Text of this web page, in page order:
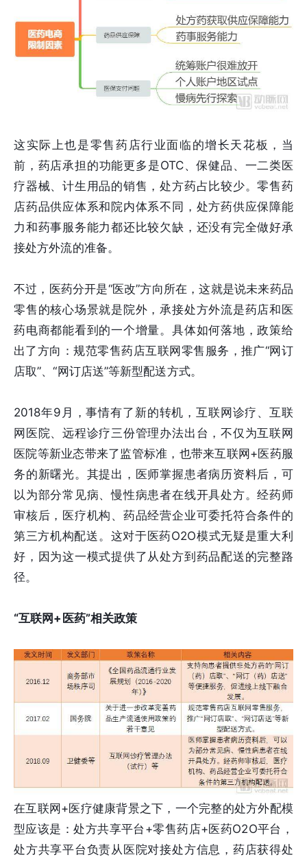
这实际上也是零售药店行业面临的增长天花板，当
前，药店承担的功能更多是OTC、保健品、一二类医
疗器械、计生用品的销售，处方药占比较少。零售药
店药品供应体系和院内体系不同，处方药供应保障能
力和药事服务能力都还比较欠缺，还没有完全做好承
接处方外流的准备。
不过，医药分开是“医改”方向所在，这就是说未来药品
零售的核心场景就是院外，承接处方外流是药店和医
药电商都能看到的一个增量。具体如何落地，政策给
出了方向：规范零售药店互联网零售服务，推广“网订
店取”、“网订店送”等新型配送方式。
2018年9月，事情有了新的转机，互联网诊疗、互联
网医院、远程诊疗三份管理办法出台，不仅为互联网
医院等新业态带来了监管标准，也带来互联网+医药服
务的新曙光。其提出，医师掌握患者病历资料后，可
以为部分常见病、慢性病患者在线开具处方。经药师
审核后，医疗机构、药品经营企业可委托符合条件的
第三方机构配送。这对于医药O2O模式无疑是重大利
好，因为这一模式提供了从处方到药品配送的完整路
径。
“互联网+医药”相关政策
在互联网+医疗健康背景之下，一个完整的处方外配模
型应该是：处方共享平台+零售药店+医药O2O平台，
处方共享平台负责从医院对接处方信息，药店获得处